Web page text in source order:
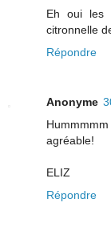
Eh oui les
citronnelle
Répondre
Anonyme
agréable!
ELIZ
Répondre